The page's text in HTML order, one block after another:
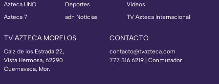
Azteca UNO
Azteca 7
Deportes
adn Noticias
Videos
TV Azteca Internacional
TV AZTECA MORELOS
Calz de los Estrada 22,
Vista Hermosa, 62290
Cuernavaca, Mor.
CONTACTO
contacto@tvazteca.com
777 316 6219 | Conmutador